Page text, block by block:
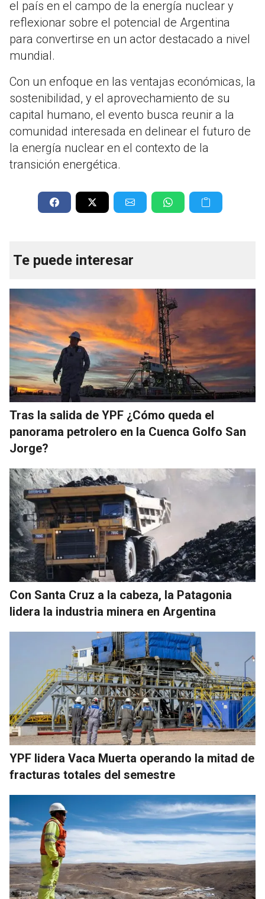
el país en el campo de la energía nuclear y
reflexionar sobre el potencial de Argentina
para convertirse en un actor destacado a nivel
mundial.
Con un enfoque en las ventajas económicas, la
sostenibilidad, y el aprovechamiento de su
capital humano, el evento busca reunir a la
comunidad interesada en delinear el futuro de
la energía nuclear en el contexto de la
transición energética.
Te puede interesar
Tras la salida de YPF ¿Cómo queda el
panorama petrolero en la Cuenca Golfo San
Jorge?
Con Santa Cruz a la cabeza, la Patagonia
lidera la industria minera en Argentina
YPF lidera Vaca Muerta operando la mitad de
fracturas totales del semestre